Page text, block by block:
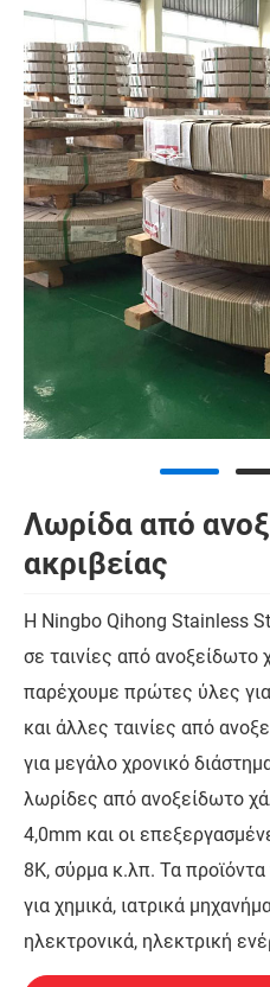
Λωρίδα από
ακριβείας
Η Ningbo Qihong Stainless
σε ταινίες από ανοξείδωτο
παρέχουμε πρώτες ύλες
και άλλες ταινίες από
για μεγάλο χρονικό
λωρίδες από ανοξείδωτο
4,0mm και οι
8K, σύρμα κ.λπ. Τα
για χημικά, ιατρικά
ηλεκτρονικά, ηλεκτρική